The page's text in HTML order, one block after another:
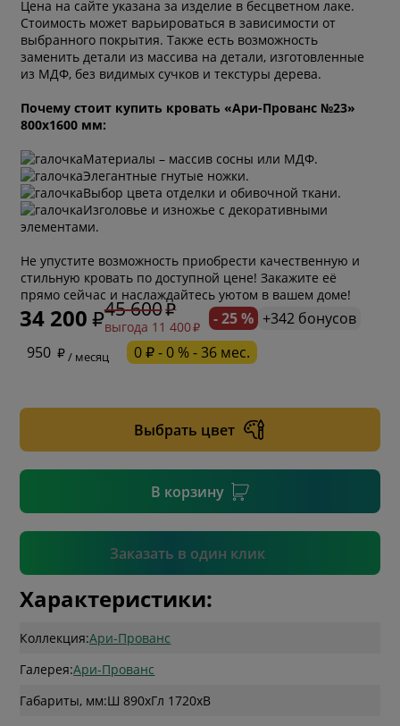
Цена на сайте указана за изделие в бесцветном лаке.
Стоимость может варьироваться в зависимости от
выбранного покрытия. Также есть возможность
заменить детали из массива на детали, изготовленные
из МДФ, без видимых сучков и текстуры дерева.
Почему стоит купить кровать «Ари-Прованс №23»
800х1600 мм:
Материалы – массив сосны или МДФ.
Элегантные гнутые ножки.
Выбор цвета отделки и обивочной ткани.
Изголовье и изножье с декоративными
элементами.
Не упустите возможность приобрести качественную и
стильную кровать по доступной цене! Закажите её
прямо сейчас и наслаждайтесь уютом в вашем доме!
34 200 45 600
выгода 11 400 - 25 % +342 бонусов
950
/ месяц 0 ₽ - 0 % - 36 мес.
Выбрать цвет
В корзину
Заказать в один клик
* обязательное поле
Подтвердить
Характеристики:
Коллекция:Ари-Прованс
Галерея:Ари-Прованс
Габариты, мм:Ш 890xГл 1720xВ